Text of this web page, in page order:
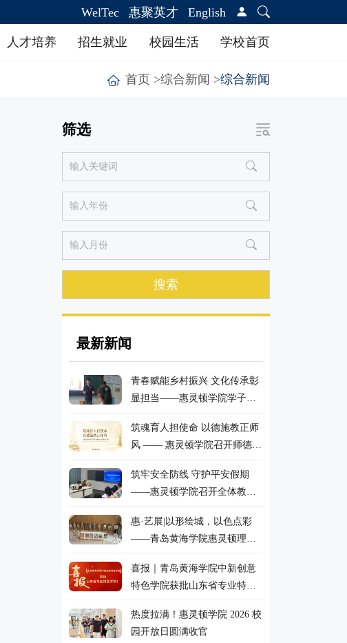
WelTec 惠聚英才 English
地图指引
人才培养 招生就业 校园生活
校园服务
学校首页
首页 >综合新闻 >综合新闻
筛选
搜索
最新新闻
青春赋能乡村振兴 文化传承彰
显担当——惠灵顿学院学子暑
筑魂育人担使命 以德施教正师
风 —— 惠灵顿学院召开师德师
筑牢安全防线 守护平安假期
——惠灵顿学院召开全体教职
惠·艺展|以形绘城，以色点彩
——青岛黄海学院惠灵顿理工
喜报｜青岛黄海学院中新创意
特色学院获批山东省专业特色
热度拉满！惠灵顿学院 2026 校
园开放日圆满收官